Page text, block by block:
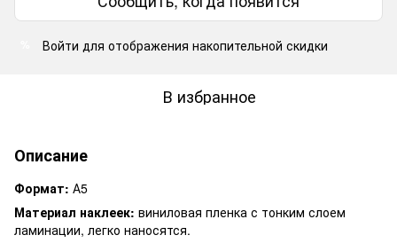
Войти для отображения накопительной скидки
В избранное
Описание
Формат: А5
Материал наклеек: виниловая пленка с тонким слоем
ламинации, легко наносятся.